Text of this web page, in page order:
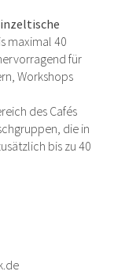
maximal 40
für
Workshops
des Cafés
die in
bis zu 40